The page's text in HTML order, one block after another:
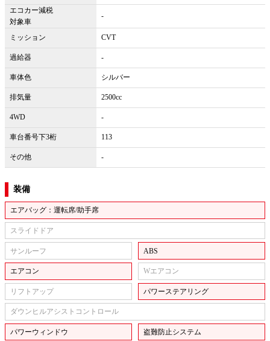
エコカー減税
対象車
-
ミッション CVT
過給器 -
車体色 シルバー
排気量 2500cc
4WD -
車台番号下3桁 113
その他 -
装備
エアバッグ：運転席/助手席
スライドドア
サンルーフ ABS
エアコン Wエアコン
リフトアップ パワーステアリング
ダウンヒルアシストコントロール
パワーウィンドウ 盗難防止システム